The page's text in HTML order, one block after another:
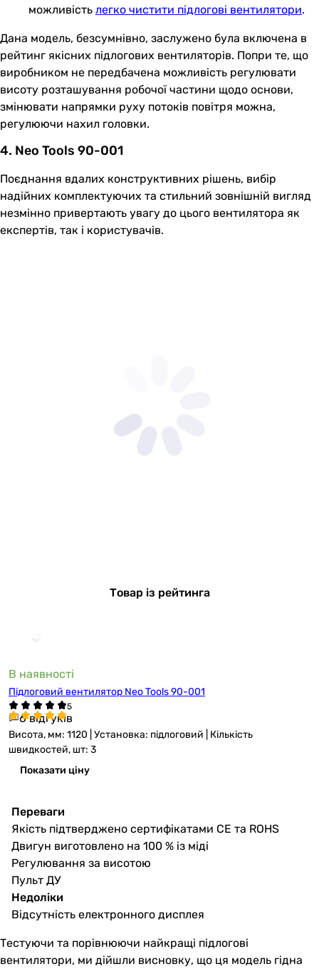
можливість легко чистити підлогові вентилятори.
Дана модель, безсумнівно, заслужено була включена в
рейтинг якісних підлогових вентиляторів. Попри те, що
виробником не передбачена можливість регулювати
висоту розташування робочої частини щодо основи,
змінювати напрямки руху потоків повітря можна,
регулюючи нахил головки.
4. Neo Tools 90-001
Поєднання вдалих конструктивних рішень, вибір
надійних комплектуючих та стильний зовнішній вигляд
незмінно привертають увагу до цього вентилятора як
експертів, так і користувачів.
Товар із рейтинга
В наявності
Підлоговий вентилятор Neo Tools 90-001
6 відгуків
Висота, мм: 1120 | Установка: підлоговий | Кількість
швидкостей, шт: 3
Показати ціну
Переваги
Якість підтверджено сертифікатами CE та ROHS
Двигун виготовлено на 100 % із міді
Регулювання за висотою
Пульт ДУ
Недоліки
Відсутність електронного дисплея
Тестуючи та порівнюючи найкращі підлогові
вентилятори, ми дійшли висновку, що ця модель гідна